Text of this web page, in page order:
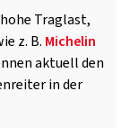
Traglast,
z. B. Michelin
aktuell den
in der